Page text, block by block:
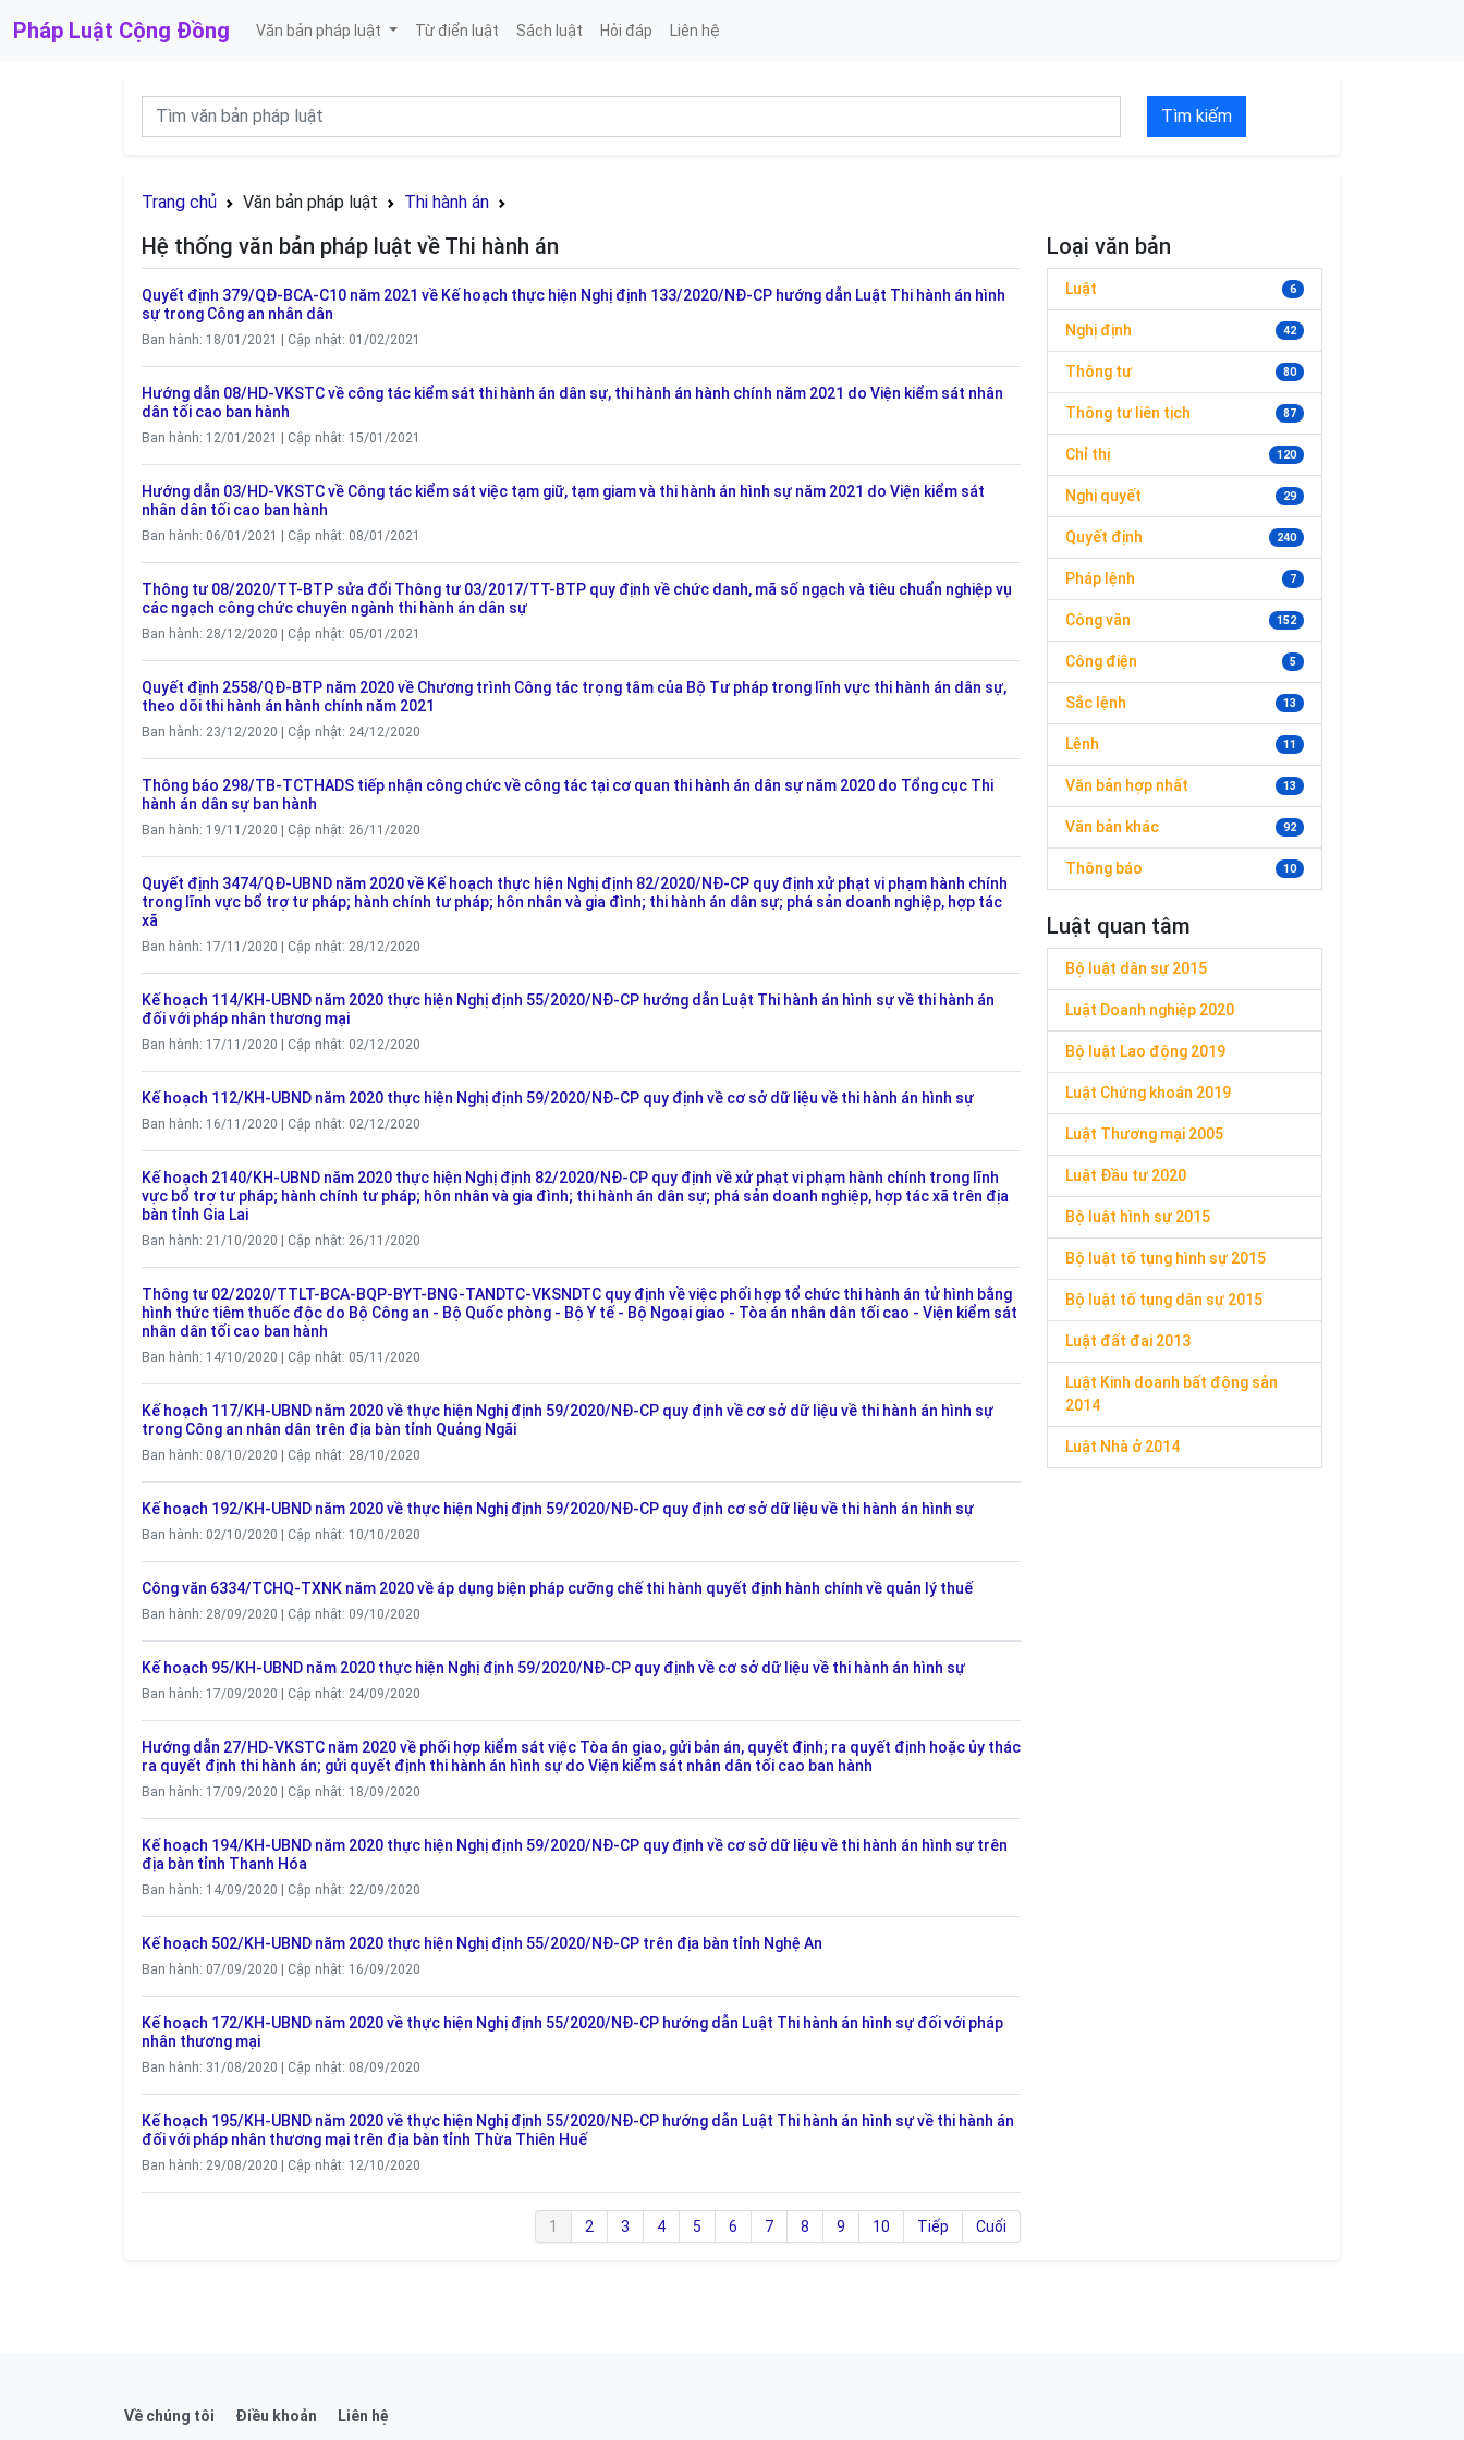
Pháp Luật Cộng Đồng Văn bản pháp luật Từ điển luật Sách luật Hỏi đáp Liên hệ
Tìm kiếm
Trang chủ Văn bản pháp luật Thi hành án
Hệ thống văn bản pháp luật về Thi hành án
Quyết định 379/QĐ-BCA-C10 năm 2021 về Kế hoạch thực hiện Nghị định 133/2020/NĐ-CP hướng dẫn Luật Thi hành án hình
sự trong Công an nhân dân
Ban hành: 18/01/2021 | Cập nhật: 01/02/2021
Hướng dẫn 08/HD-VKSTC về công tác kiểm sát thi hành án dân sự, thi hành án hành chính năm 2021 do Viện kiểm sát nhân
dân tối cao ban hành
Ban hành: 12/01/2021 | Cập nhật: 15/01/2021
Hướng dẫn 03/HD-VKSTC về Công tác kiểm sát việc tạm giữ, tạm giam và thi hành án hình sự năm 2021 do Viện kiểm sát
nhân dân tối cao ban hành
Ban hành: 06/01/2021 | Cập nhật: 08/01/2021
Thông tư 08/2020/TT-BTP sửa đổi Thông tư 03/2017/TT-BTP quy định về chức danh, mã số ngạch và tiêu chuẩn nghiệp vụ
các ngạch công chức chuyên ngành thi hành án dân sự
Ban hành: 28/12/2020 | Cập nhật: 05/01/2021
Quyết định 2558/QĐ-BTP năm 2020 về Chương trình Công tác trọng tâm của Bộ Tư pháp trong lĩnh vực thi hành án dân sự,
theo dõi thi hành án hành chính năm 2021
Ban hành: 23/12/2020 | Cập nhật: 24/12/2020
Thông báo 298/TB-TCTHADS tiếp nhận công chức về công tác tại cơ quan thi hành án dân sự năm 2020 do Tổng cục Thi
hành án dân sự ban hành
Ban hành: 19/11/2020 | Cập nhật: 26/11/2020
Quyết định 3474/QĐ-UBND năm 2020 về Kế hoạch thực hiện Nghị định 82/2020/NĐ-CP quy định xử phạt vi phạm hành chính
trong lĩnh vực bổ trợ tư pháp; hành chính tư pháp; hôn nhân và gia đình; thi hành án dân sự; phá sản doanh nghiệp, hợp tác
xã
Ban hành: 17/11/2020 | Cập nhật: 28/12/2020
Kế hoạch 114/KH-UBND năm 2020 thực hiện Nghị định 55/2020/NĐ-CP hướng dẫn Luật Thi hành án hình sự về thi hành án
đối với pháp nhân thương mại
Ban hành: 17/11/2020 | Cập nhật: 02/12/2020
Kế hoạch 112/KH-UBND năm 2020 thực hiện Nghị định 59/2020/NĐ-CP quy định về cơ sở dữ liệu về thi hành án hình sự
Ban hành: 16/11/2020 | Cập nhật: 02/12/2020
Kế hoạch 2140/KH-UBND năm 2020 thực hiện Nghị định 82/2020/NĐ-CP quy định về xử phạt vi phạm hành chính trong lĩnh
vực bổ trợ tư pháp; hành chính tư pháp; hôn nhân và gia đình; thi hành án dân sự; phá sản doanh nghiệp, hợp tác xã trên địa
bàn tỉnh Gia Lai
Ban hành: 21/10/2020 | Cập nhật: 26/11/2020
Thông tư 02/2020/TTLT-BCA-BQP-BYT-BNG-TANDTC-VKSNDTC quy định về việc phối hợp tổ chức thi hành án tử hình bằng
hình thức tiêm thuốc độc do Bộ Công an - Bộ Quốc phòng - Bộ Y tế - Bộ Ngoại giao - Tòa án nhân dân tối cao - Viện kiểm sát
nhân dân tối cao ban hành
Ban hành: 14/10/2020 | Cập nhật: 05/11/2020
Kế hoạch 117/KH-UBND năm 2020 về thực hiện Nghị định 59/2020/NĐ-CP quy định về cơ sở dữ liệu về thi hành án hình sự
trong Công an nhân dân trên địa bàn tỉnh Quảng Ngãi
Ban hành: 08/10/2020 | Cập nhật: 28/10/2020
Kế hoạch 192/KH-UBND năm 2020 về thực hiện Nghị định 59/2020/NĐ-CP quy định cơ sở dữ liệu về thi hành án hình sự
Ban hành: 02/10/2020 | Cập nhật: 10/10/2020
Công văn 6334/TCHQ-TXNK năm 2020 về áp dụng biện pháp cưỡng chế thi hành quyết định hành chính về quản lý thuế
Ban hành: 28/09/2020 | Cập nhật: 09/10/2020
Kế hoạch 95/KH-UBND năm 2020 thực hiện Nghị định 59/2020/NĐ-CP quy định về cơ sở dữ liệu về thi hành án hình sự
Ban hành: 17/09/2020 | Cập nhật: 24/09/2020
Hướng dẫn 27/HD-VKSTC năm 2020 về phối hợp kiểm sát việc Tòa án giao, gửi bản án, quyết định; ra quyết định hoặc ủy thác
ra quyết định thi hành án; gửi quyết định thi hành án hình sự do Viện kiểm sát nhân dân tối cao ban hành
Ban hành: 17/09/2020 | Cập nhật: 18/09/2020
Kế hoạch 194/KH-UBND năm 2020 thực hiện Nghị định 59/2020/NĐ-CP quy định về cơ sở dữ liệu về thi hành án hình sự trên
địa bàn tỉnh Thanh Hóa
Ban hành: 14/09/2020 | Cập nhật: 22/09/2020
Kế hoạch 502/KH-UBND năm 2020 thực hiện Nghị định 55/2020/NĐ-CP trên địa bàn tỉnh Nghệ An
Ban hành: 07/09/2020 | Cập nhật: 16/09/2020
Kế hoạch 172/KH-UBND năm 2020 về thực hiện Nghị định 55/2020/NĐ-CP hướng dẫn Luật Thi hành án hình sự đối với pháp
nhân thương mại
Ban hành: 31/08/2020 | Cập nhật: 08/09/2020
Kế hoạch 195/KH-UBND năm 2020 về thực hiện Nghị định 55/2020/NĐ-CP hướng dẫn Luật Thi hành án hình sự về thi hành án
đối với pháp nhân thương mại trên địa bàn tỉnh Thừa Thiên Huế
Ban hành: 29/08/2020 | Cập nhật: 12/10/2020
1 2 3 4 5 6 7 8 9 10 Tiếp Cuối
Loại văn bản
Luật 6
Nghị định 42
Thông tư 80
Thông tư liên tịch 87
Chỉ thị 120
Nghị quyết 29
Quyết định 240
Pháp lệnh 7
Công văn 152
Công điện 5
Sắc lệnh 13
Lệnh 11
Văn bản hợp nhất 13
Văn bản khác 92
Thông báo 10
Luật quan tâm
Bộ luật dân sự 2015
Luật Doanh nghiệp 2020
Bộ luật Lao động 2019
Luật Chứng khoán 2019
Luật Thương mại 2005
Luật Đầu tư 2020
Bộ luật hình sự 2015
Bộ luật tố tụng hình sự 2015
Bộ luật tố tụng dân sự 2015
Luật đất đai 2013
Luật Kinh doanh bất động sản
2014
Luật Nhà ở 2014
Về chúng tôi Điều khoản Liên hệ